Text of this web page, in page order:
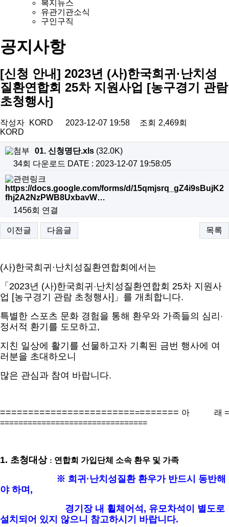
복지뉴스
유관기관소식
구인구직
공지사항
[신청 안내] 2023년 (사)한국희귀·난치성
질환연합회 25차 지원사업 [농구경기 관람
초청행사]
작성자 KORD 2023-12-07 19:58 조회 2,469회
KORD
01. 신청명단.xls (32.0K)
34회 다운로드 DATE : 2023-12-07 19:58:05
https://docs.google.com/forms/d/15qmjsrq_gZ4i9sBujK2
fhj2A2NzPWB8UxbavW…
1456회 연결
이전글 다음글 목록
(사)한국희귀· 난치성질환연합회에서는
「 2023년 (사)한국희귀 ·난치성질환연합회 25차 지원사
업 [농구경기 관람 초청행사] 」 를 개최합니다.
특별한 스포츠 문화 경험을 통해 환우와 가족들의 심리 ·
정서적 환기를 도모하고,
지친 일상에 활기를 선물하고자 기획된 금번 행사에 여
러분을 초대하오니
많은 관심과 참여 바랍니다.
================================ 아 래 =
================================
1. 초청대상 : 연합회 가입단체 소속 환우 및 가족
※ 희귀· 난치성질환 환우가 반드시 동반해
야 하며 ,
경기장 내 휠체어석 , 유모차석이 별도로
설치되어 있지 않으니 참고하시기 바랍니다.